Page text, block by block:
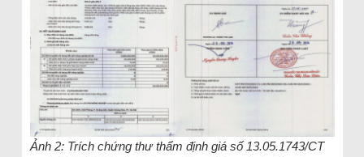
Ảnh 2: Trích chứng thư thẩm định giá số 13.05.1743/CT